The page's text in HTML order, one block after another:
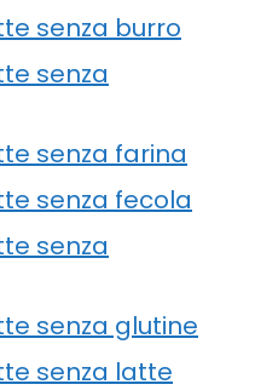
senza burro
senza
senza farina
senza fecola
senza
senza glutine
senza latte